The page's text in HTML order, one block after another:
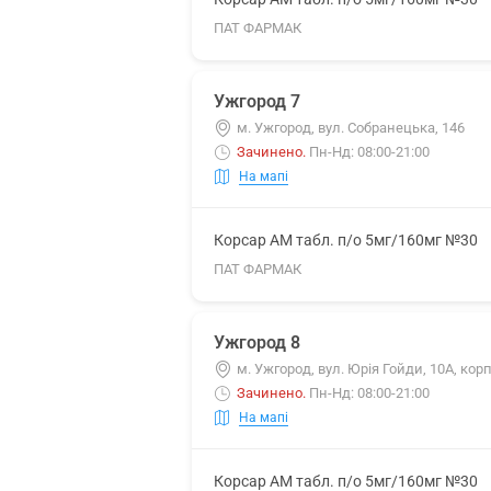
ПАТ ФАРМАК
Ужгород 7
м. Ужгород, вул. Собранецька, 146
Зачинено. Пн-Нд: 08:00-21:00
На мапі
Корсар АМ табл. п/о 5мг/160мг №30
ПАТ ФАРМАК
Ужгород 8
м. Ужгород, вул. Юрія Гойди, 10А,
Зачинено. Пн-Нд: 08:00-21:00
На мапі
Корсар АМ табл. п/о 5мг/160мг №30